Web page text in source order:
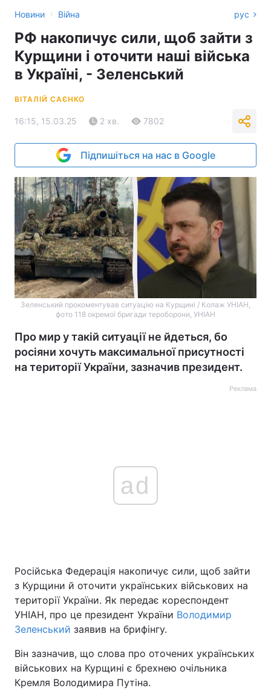
Новини › Війна рус
РФ накопичує сили, щоб зайти з
Курщини і оточити наші війська
в Україні, - Зеленський
ВІТАЛІЙ САЄНКО
16:15, 15.03.25 2 хв. 7802
Підпишіться на нас в Google
Зеленський прокоментував ситуацію на Курщині / Колаж УНІАН,
фото 118 окремої бригади тероборони, УНІАН
Про мир у такій ситуації не йдеться, бо
росіяни хочуть максимальної присутності
на території України, зазначив президент.
Реклама
ad
Російська Федерація накопичує сили, щоб зайти
з Курщини й оточити українських військових на
території України. Як передає кореспондент
УНІАН, про це президент України Володимир
Зеленський заявив на брифінгу.
Він зазначив, що слова про оточених українських
військових на Курщині є брехнею очільника
Кремля Володимира Путіна.